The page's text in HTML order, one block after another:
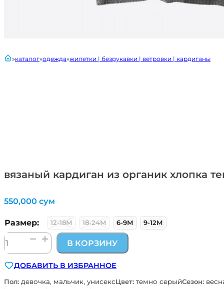
вязаный кардиган из органик хлопка
главнаякаталог одежда жилетки | безрукавки | ветровки | кардиганы
550,000 сум
Размер: 12-18М 18-24М 6-9М 9-12М
Количество
товара
кардиган
из
В КОРЗИНУ
ДОБАВИТЬ В ИЗБРАННОЕ
Пол: девочка, мальчик, унисексЦвет: темно серыйСезон: